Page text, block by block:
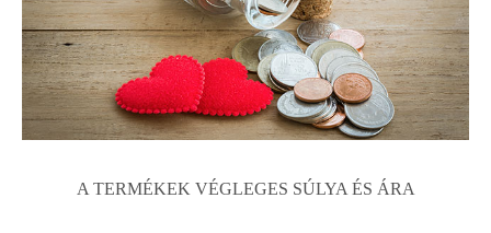
A TERMÉKEK VÉGLEGES SÚLYA ÉS ÁRA